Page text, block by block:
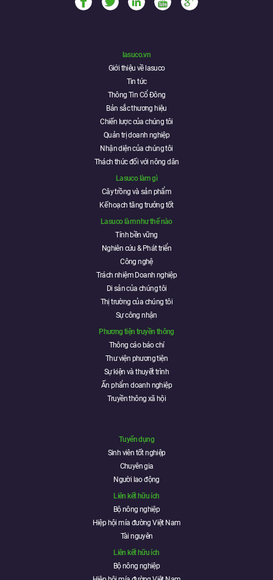
lasuco.vn
Giới thiệu về lasuco
Tin tức
Thông Tin Cổ Đông
Bản sắc thương hiệu
Chiến lược của chúng tôi
Quản trị doanh nghiệp
Nhận diện của chúng tôi
Thách thức đối với nông dân
Lasuco làm gì
Cây trồng và sản phẩm
Kế hoạch tăng trưởng tốt
Lasuco làm như thế nào
Tính bền vững
Nghiên cứu & Phát triển
Công nghệ
Trách nhiệm Doanh nghiệp
Di sản của chúng tôi
Thị trường của chúng tôi
Sự công nhận
Phương tiện truyền thông
Thông cáo báo chí
Thư viện phương tiện
Sự kiện và thuyết trình
Ấn phẩm doanh nghiệp
Truyền thông xã hội
Tuyển dụng
Sinh viên tốt nghiệp
Chuyên gia
Người lao động
Liên kết hữu ích
Bộ nông nghiệp
Hiệp hội mía đường Việt Nam
Tài nguyên
Liên kết hữu ích
Bộ nông nghiệp